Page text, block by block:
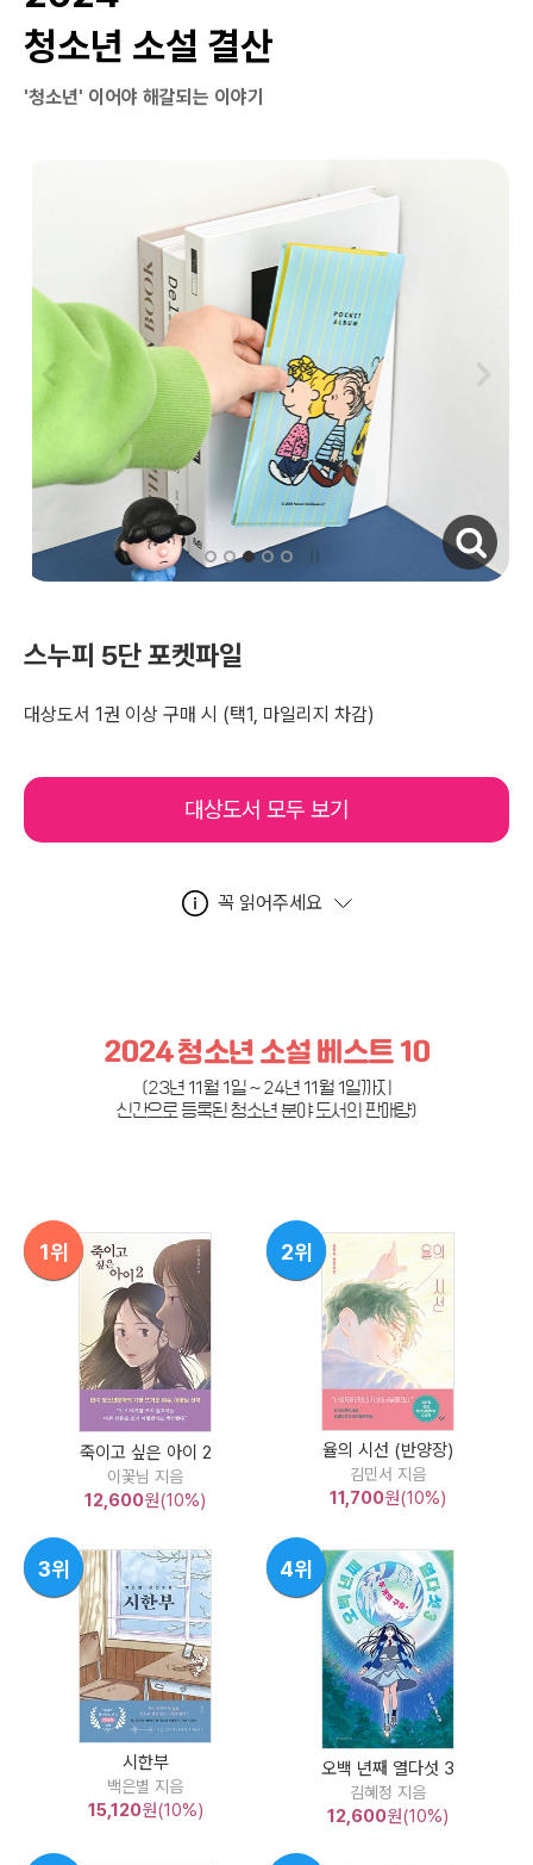
청소년 소설 결산
'청소년' 이어야 해갈되는 이야기
스누피 5단 포켓파일
대상도서 1권 이상 구매 시 (택1, 마일리지 차감)
대상도서 모두 보기
꼭 읽어주세요
2024 청소년 소설 베스트 10
(23년 11월 1일 ~ 24년 11월 1일까지
신간으로 등록된 청소년 분야 도서의 판매량)
1위
죽이고 싶은 아이 2
이꽃님 지음
12,600원(10%)
2위
율의 시선 (반양장)
김민서 지음
11,700원(10%)
3위
시한부
백은별 지음
15,120원(10%)
4위
오백 년째 열다섯 3
김혜정 지음
12,600원(10%)